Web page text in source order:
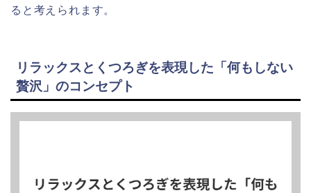
ると考えられます。
リラックスとくつろぎを表現した「何もしない
贅沢」のコンセプト